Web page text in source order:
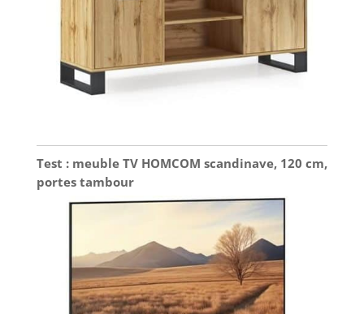
Test : meuble TV HOMCOM scandinave, 120 cm,
portes tambour